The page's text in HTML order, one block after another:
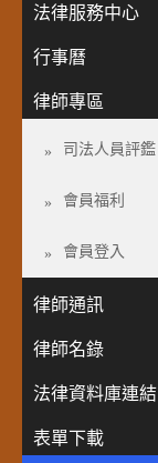
法律服務中心
行事曆
律師專區
司法人員評鑑
會員福利
會員登入
律師通訊
律師名錄
法律資料庫連結
表單下載